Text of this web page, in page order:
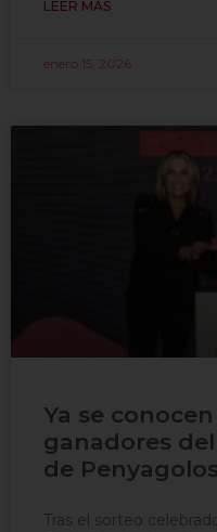
LEER MÁS
enero 15, 2026
Ya se
ganadores
de
Tras el sorteo